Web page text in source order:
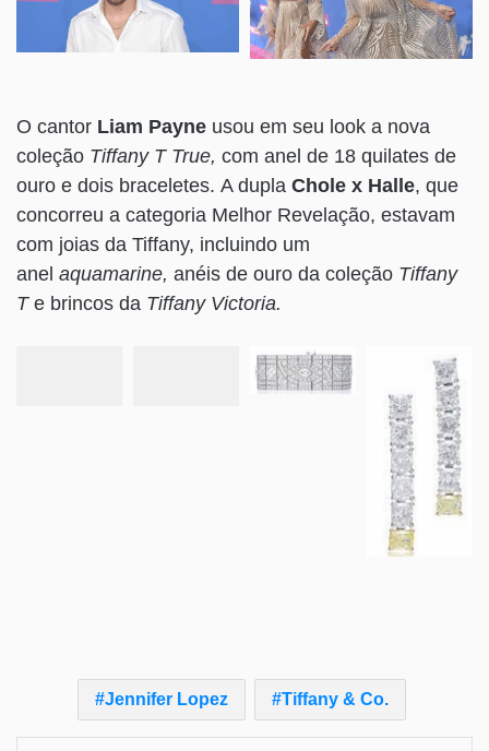
O cantor Liam Payne usou em seu look a nova
coleção Tiffany T True, com anel de 18 quilates de
ouro e dois braceletes. A dupla Chole x Halle, que
concorreu a categoria Melhor Revelação, estavam
com joias da Tiffany, incluindo um
anel aquamarine, anéis de ouro da coleção Tiffany
Te brincos da Tiffany Victoria.
Jennifer Lopez Tiffany & Co.